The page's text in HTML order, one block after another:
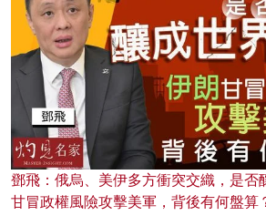
鄧飛：俄烏、美伊多方衝突交織，是否
甘冒政權風險攻擊美軍，背後有何盤算